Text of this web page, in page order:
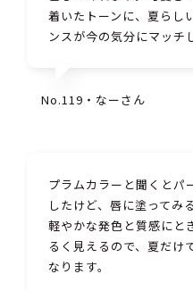
着いたトーンに、夏らし
ンスが今の気分にマッチ
No.119・なーさん
プラムカラーと聞くとパ
したけど、唇に塗ってみ
軽やかな発色と質感に
るく見えるので、夏だけ
なります。